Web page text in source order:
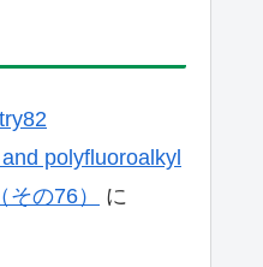
の76）
に